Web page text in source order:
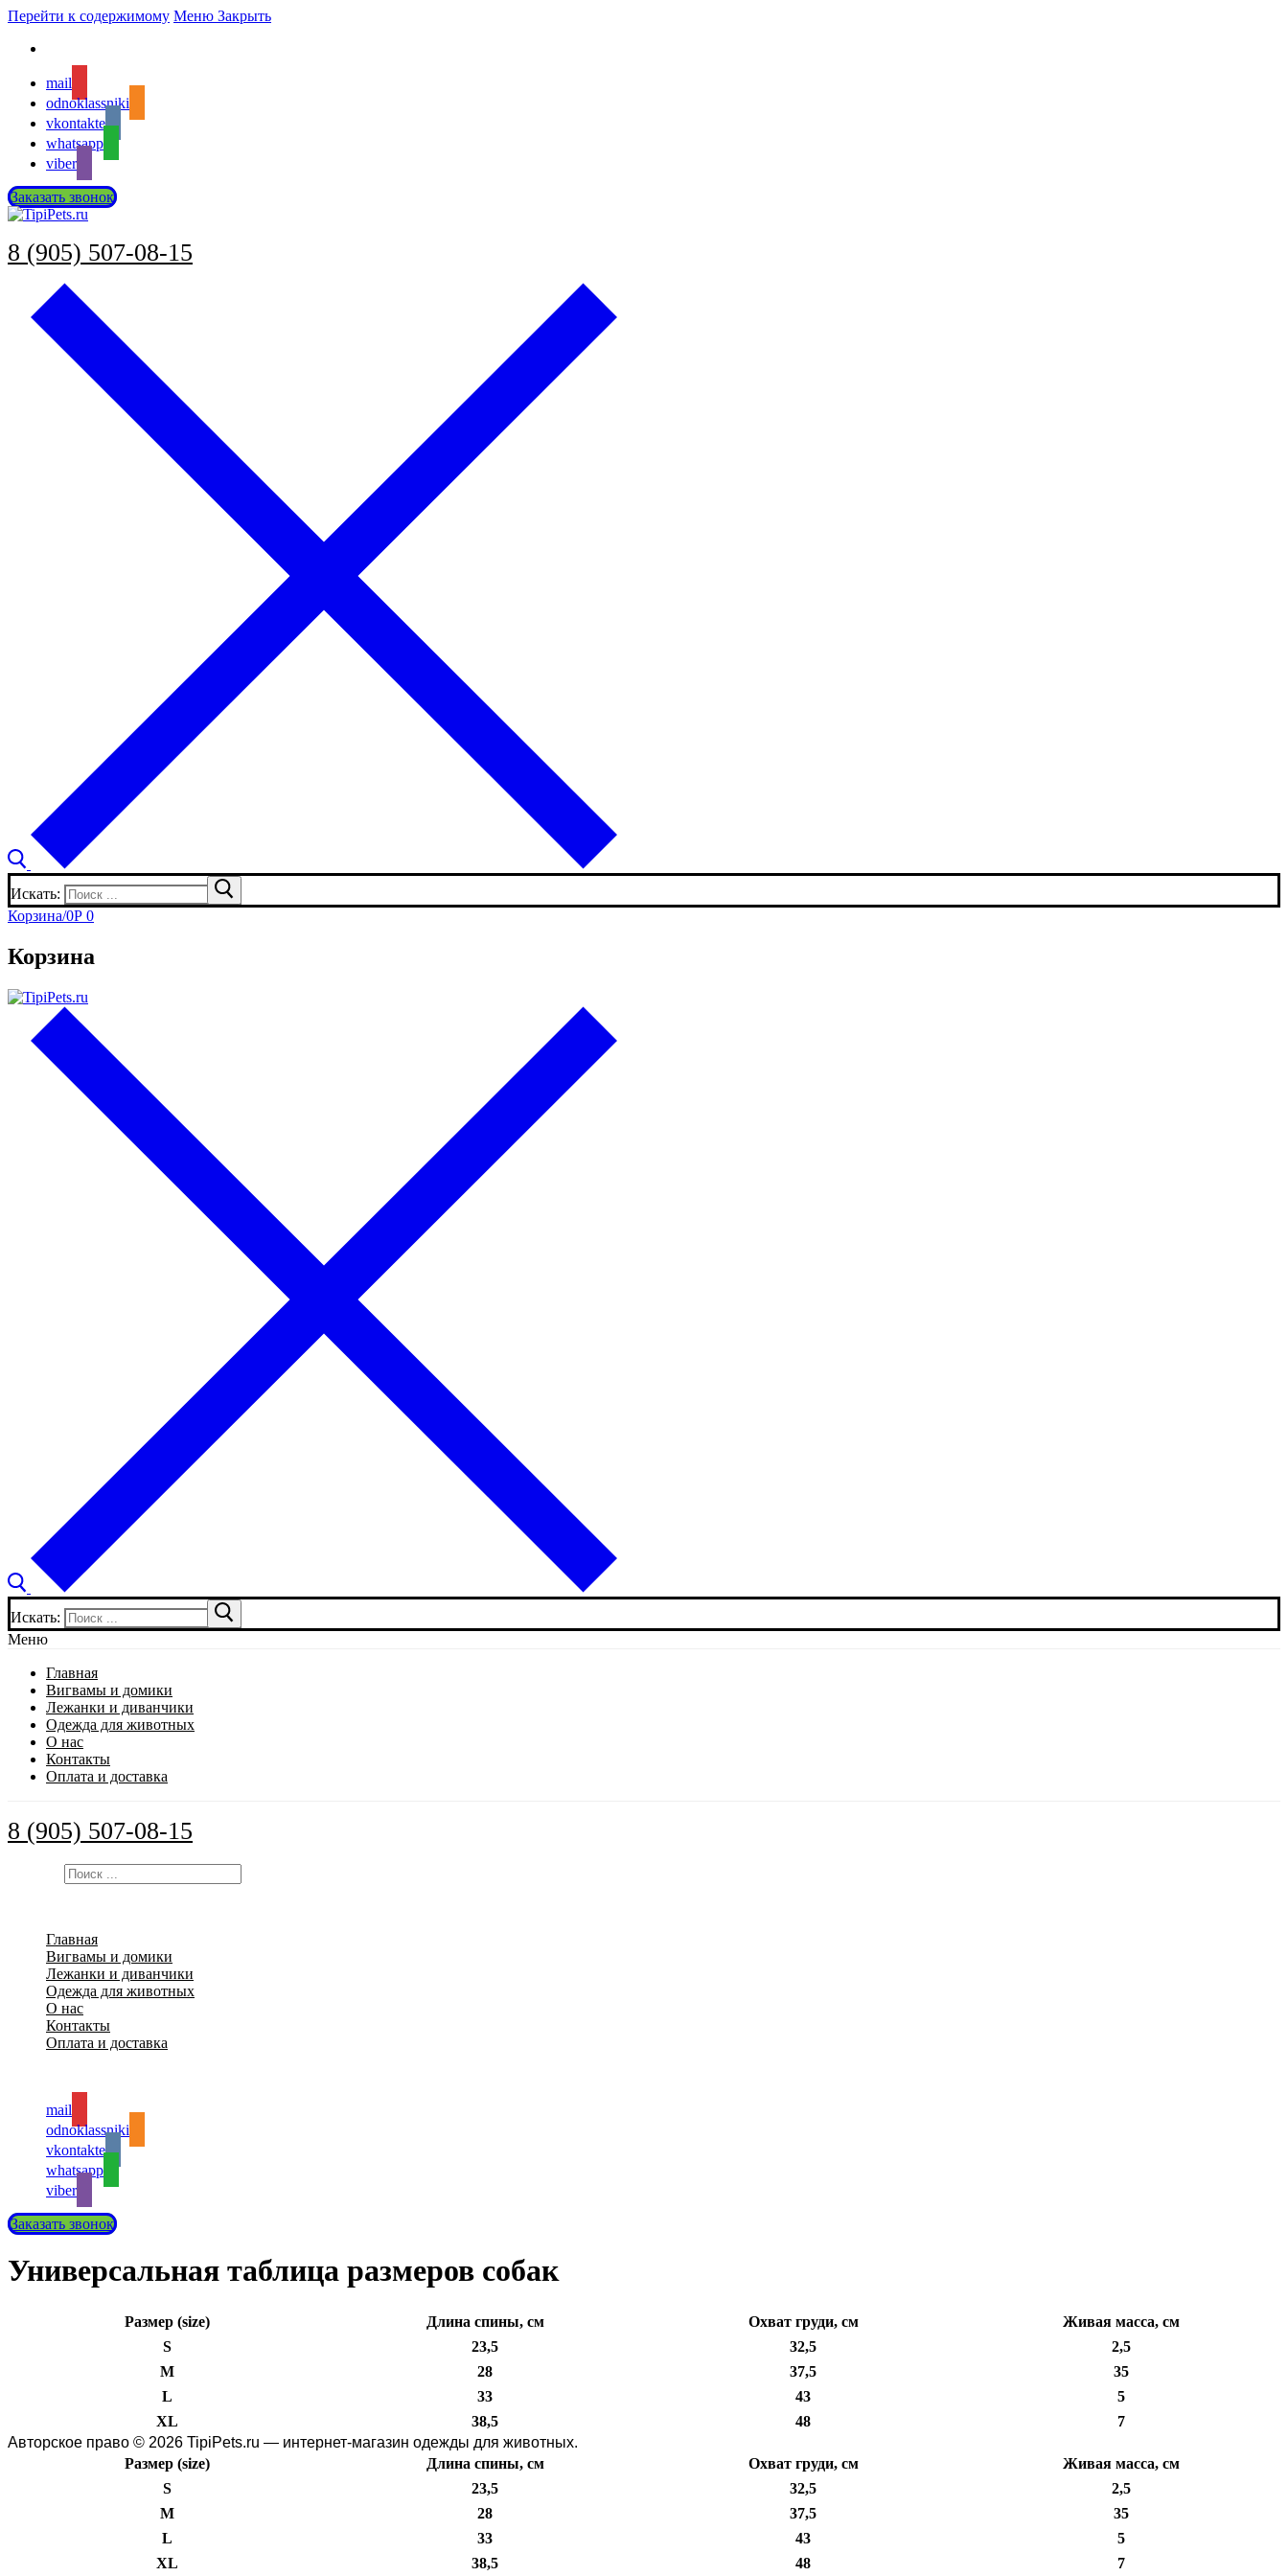
Перейти к содержимому Меню Закрыть
mail
odnoklassniki
vkontakte
whatsapp
viber
Заказать звонок
8 (905) 507-08-15
Искать:
Корзина/0Р 0
Корзина
Искать:
Меню
Главная
Вигвамы и домики
Лежанки и диванчики
Одежда для животных
О нас
Контакты
Оплата и доставка
8 (905) 507-08-15
Главная
Вигвамы и домики
Лежанки и диванчики
Одежда для животных
О нас
Контакты
Оплата и доставка
mail
odnoklassniki
vkontakte
whatsapp
viber
Заказать звонок
Универсальная таблица размеров собак
Размер (size) Длина спины, см Охват груди, см
Живая масса, см
S
23,5 32,5
2,5
M
28 37,5
35
L
33 43
5
XL
38,5 48
7
Авторское право © 2026 TipiPets.ru — интернет-магазин одежды для животных.
Размер (size)
Длина спины, см Охват груди, см
Живая масса, см
S
23,5 32,5
2,5
M
28 37,5
35
L
33 43
5
XL
38,5 48 7